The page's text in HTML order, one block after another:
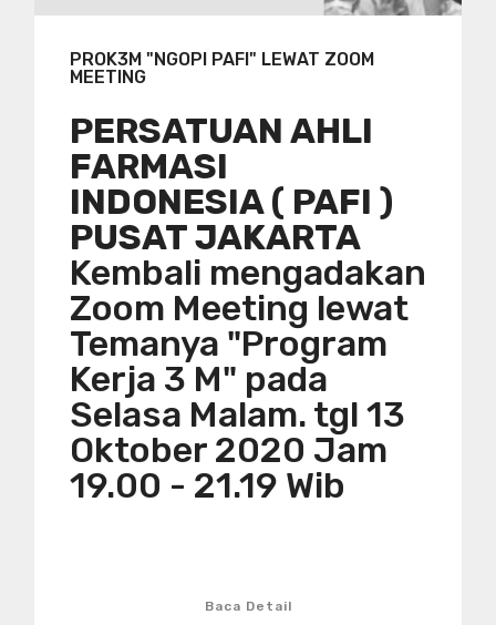
PROK3M "NGOPI PAFI" LEWAT ZOOM
MEETING
PERSATUAN AHLI
FARMASI
INDONESIA ( PAFI )
PUSAT JAKARTA
Kembali mengadakan
Zoom Meeting lewat
Temanya "Program
Kerja 3 M" pada
Selasa Malam. tgl 13
Oktober 2020 Jam
19.00 - 21.19 Wib
Baca Detail